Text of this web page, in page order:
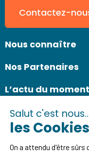
Contactez-
Nous connaître
Nos Partenaires
L’actu du moment
Consultez nos
Découvrez les
secteur de la
webinaires…